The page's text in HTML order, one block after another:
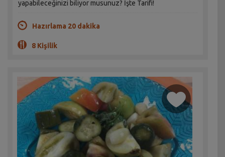
yapabileceğinizi biliyor musunuz? İşte Tarifi!
Hazırlama 20 dakika
8 Kişilik